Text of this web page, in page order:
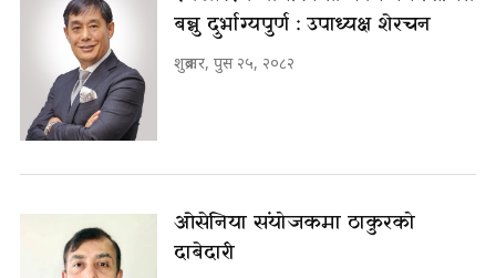
बन्नु दुर्भाग्यपुर्ण : उपाध्यक्ष शेरचन
शुक्रबार, पुस २५, २०८२
ओसेनिया संयोजकमा ठाकुरको
दाबेदारी